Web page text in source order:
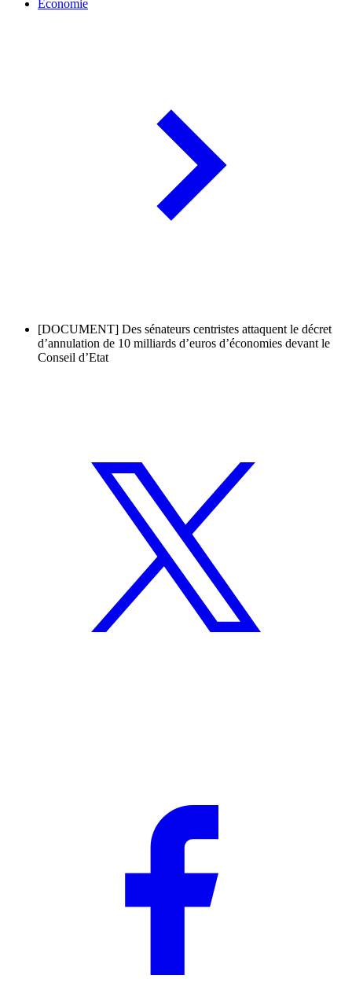
Économie
[DOCUMENT] Des sénateurs centristes attaquent le décret
d’annulation de 10 milliards d’euros d’économies devant le
Conseil d’Etat